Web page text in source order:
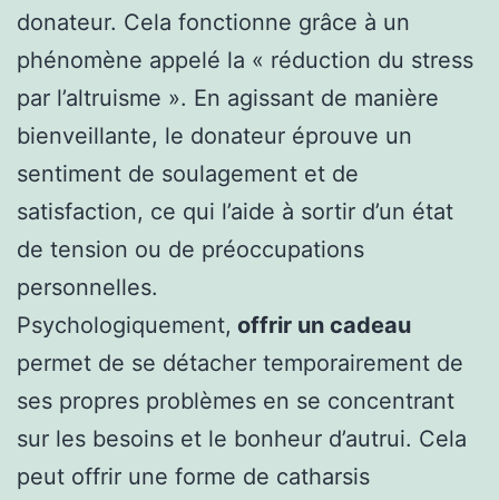
donateur. Cela fonctionne grâce à un
phénomène appelé la « réduction du stress
par l’altruisme ». En agissant de manière
bienveillante, le donateur éprouve un
sentiment de soulagement et de
satisfaction, ce qui l’aide à sortir d’un état
de tension ou de préoccupations
personnelles.
Psychologiquement, offrir un cadeau
permet de se détacher temporairement de
ses propres problèmes en se concentrant
sur les besoins et le bonheur d’autrui. Cela
peut offrir une forme de catharsis